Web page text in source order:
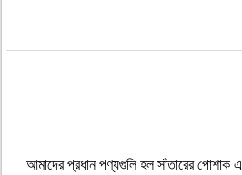
আমাদের প্রধান পণ্যগুলি হল সাঁতারের পোশাক